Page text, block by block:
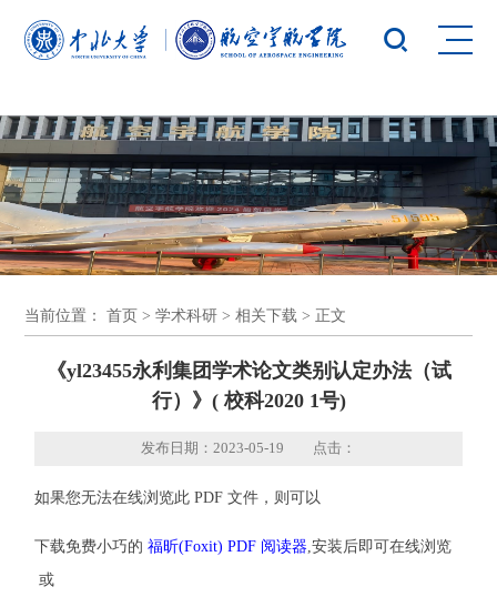
yl23455永利(集团)股份有限公司官网
当前位置：首页 >学术科研 >相关下载 > 正文
《yl23455永利集团学术论文类别认定办法（试
行）》( 校科2020 1号)
发布日期：2023-05-19 点击：
如果您无法在线浏览此 PDF 文件，则可以
下载免费小巧的福昕(Foxit) PDF 阅读器 ,安装后即可在线浏览
或